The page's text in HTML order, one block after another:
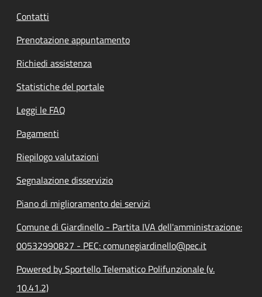
Contatti
Prenotazione appuntamento
Richiedi assistenza
Statistiche del portale
Leggi le FAQ
Pagamenti
Riepilogo valutazioni
Segnalazione disservizio
Piano di miglioramento dei servizi
Comune di Giardinello - Partita IVA dell'amministrazione:
00532990827 - PEC: comunegiardinello@pec.it
Powered by Sportello Telematico Polifunzionale (v.
10.41.2)